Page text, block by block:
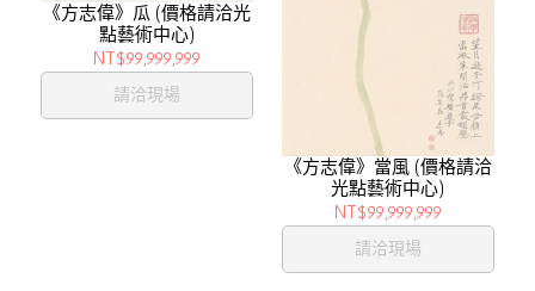
《方志偉》瓜 (價格請洽光
點藝術中心)
NT$99,999,999
請洽現場
《方志偉》當風 (價格請洽
光點藝術中心)
NT$99,999,999
請洽現場